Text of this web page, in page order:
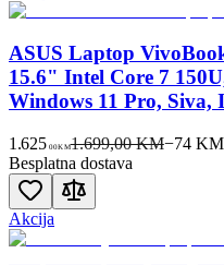
ASUS Laptop
15.6" Intel Core 7
Windows 11 Pro, Siva,
1.625 00KM1.699,00 KM−74KM
Besplatna dostava
Akcija